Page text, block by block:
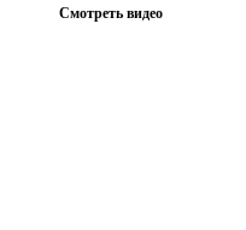
Смотреть видео